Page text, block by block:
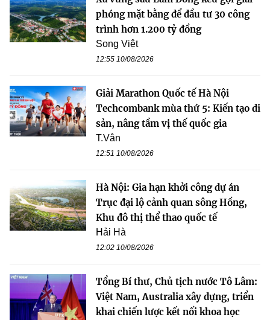
phóng mặt bằng để đầu tư 30 công
trình hơn 1.200 tỷ đồng
Song Việt
12:55 10/08/2026
Giải Marathon Quốc tế Hà Nội
Techcombank mùa thứ 5: Kiến tạo di
sản, nâng tầm vị thế quốc gia
T.Vân
12:51 10/08/2026
Hà Nội: Gia hạn khởi công dự án
Trục đại lộ cảnh quan sông Hồng,
Khu đô thị thể thao quốc tế
Hải Hà
12:02 10/08/2026
Tổng Bí thư, Chủ tịch nước Tô Lâm:
Việt Nam, Australia xây dựng, triển
khai chiến lược kết nối khoa học